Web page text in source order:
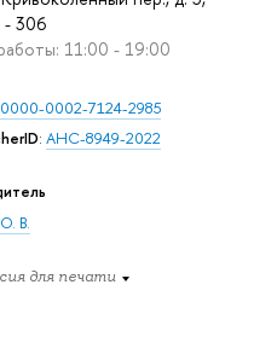
- 306
11:00 - 19:00
0000-0002-7124-2985
: AHC-8949-2022
В.
для печати